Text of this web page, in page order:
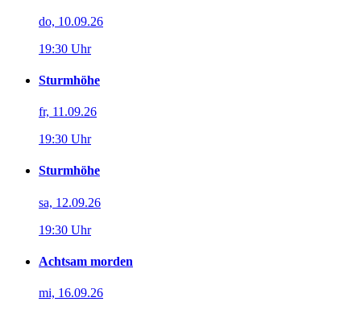
do, 10.09.26
19:30 Uhr
Sturmhöhe
fr, 11.09.26
19:30 Uhr
Sturmhöhe
sa, 12.09.26
19:30 Uhr
Achtsam morden
mi, 16.09.26